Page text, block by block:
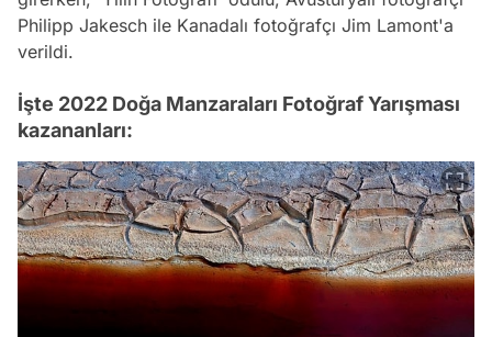
Philipp Jakesch ile Kanadalı fotoğrafçı Jim Lamont'a
verildi.
İşte 2022 Doğa Manzaraları Fotoğraf Yarışması
kazananları: